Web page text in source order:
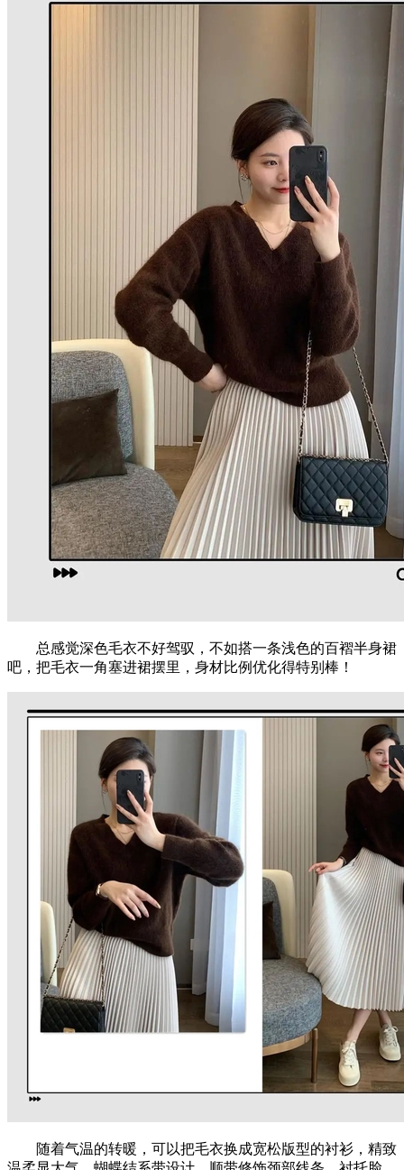
总感觉深色毛衣不好驾驭，不如搭一条浅色的百褶半身裙
吧，把毛衣一角塞进裙摆里，身材比例优化得特别棒！
随着气温的转暖，可以把毛衣换成宽松版型的衬衫，精致